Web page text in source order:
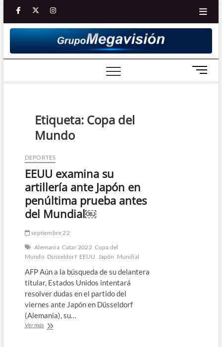
Saltar
contenido
facebooktwitter
Youtube
instagram
B
o
Etiqueta: Copa del
Mundo
DEPORTES
EEUU examina su
artillería ante Japón en
penúltima prueba antes
del Mundial￼
septiembre 22
Alemania Catar 2022 Copa del
Mundo Düsseldorf EEUU Japón Mundial
AFP Aún a la búsqueda de su delantera
titular, Estados Unidos intentará
resolver dudas en el partido del
viernes ante Japón en Düsseldorf
(Alemania), su…
Ver másEEUU